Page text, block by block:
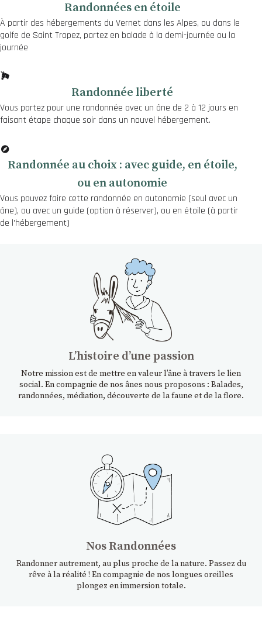
Randonnées en étoile
À partir des hébergements du Vernet dans les Alpes, ou dans le
golfe de Saint Tropez, partez en balade à la demi-journée ou la
journée
Randonnée liberté
Vous partez pour une randonnée avec un âne de 2 à 12 jours en
faisant étape chaque soir dans un nouvel hébergement.
Randonnée au choix : avec guide, en étoile,
ou en autonomie
Vous pouvez faire cette randonnée en autonomie (seul avec un
âne), ou avec un guide (option à réserver), ou en étoile (à partir
de l'hébergement)
Lʼhistoire dʼune passion
Notre mission est de mettre en valeur l’âne à travers le lien
social. En compagnie de nos ânes nous proposons : Balades,
randonnées, médiation, découverte de la faune et de la flore.
Nos Randonnées
Randonner autrement, au plus proche de la nature. Passez du
rêve à la réalité ! En compagnie de nos longues oreilles
plongez en immersion totale.